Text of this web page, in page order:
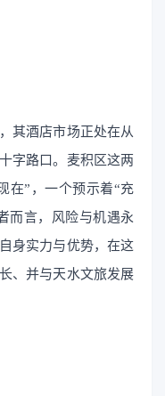
其酒店市场正处在从
字路口。麦积区这两
在”，一个预示着“充
而言，风险与机遇永
身实力与优势，在这
、并与天水文旅发展